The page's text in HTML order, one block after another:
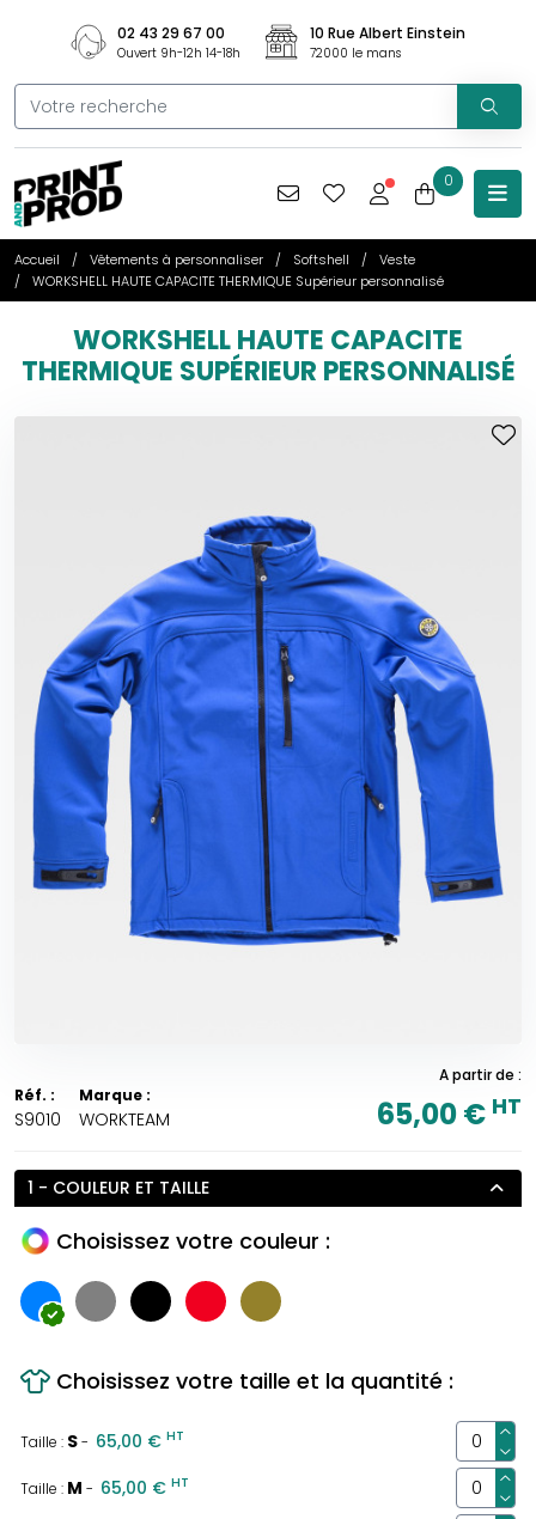
02 43 29 67 00
Ouvert 9h-12h 14-18h
10 Rue Albert Einstein
72000 le mans
0
Accueil Vêtements à personnaliser Softshell
Veste
WORKSHELL HAUTE CAPACITE THERMIQUE Supérieur personnalisé
WORKSHELL HAUTE CAPACITE
THERMIQUE SUPÉRIEUR PERSONNALISÉ
Réf. :
S9010
Marque :
WORKTEAM
A partir de :
65,00 € HT
1 - COULEUR ET TAILLE
Choisissez votre couleur :
Choisissez votre taille et la quantité :
Taille : S- 65,00 € HT
Taille : M - 65,00 € HT